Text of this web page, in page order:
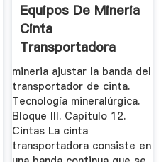
Equipos De Mineria
Cinta
Transportadora
Sistema
Transportador
mineria ajustar la banda del
transportador de cinta.
Tecnología mineralúrgica.
Bloque III. Capítulo 12.
Cintas La cinta
transportadora consiste en